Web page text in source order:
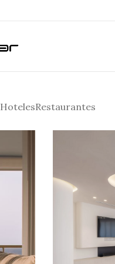
HotelesRestaurantes